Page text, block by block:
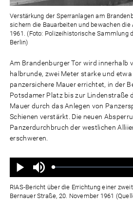
Verstärkung der Sperranlagen am
sichern die Bauarbeiten und bewachen die
1961. (Foto: Polizeihistorische Sammlung
Berlin)
Am Brandenburger Tor wird innerhalb
halbrunde, zwei Meter starke und
panzersichere Mauer errichtet, in der
Potsdamer Platz bis zur Lindenstraße
Mauer durch das Anlegen von
Schienen verstärkt. Die neuen
Panzerdurchbruch der westlichen
erschweren.
Wiedergabe
Ton
aus
Geladen:
Status:
RIAS-Bericht über die Errichtung einer
Bernauer Straße, 20. November 1961